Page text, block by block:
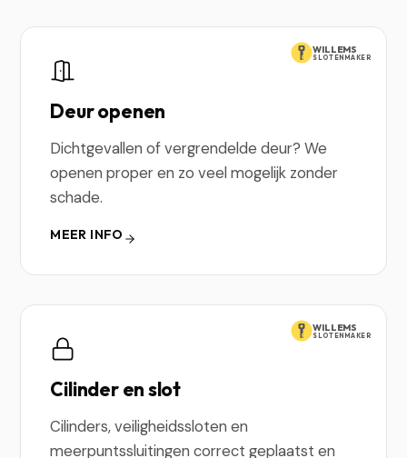
WILLEMS
SLOTENMAKER
Deur openen
Dichtgevallen of vergrendelde deur? We
openen proper en zo veel mogelijk zonder
schade.
MEER INFO
WILLEMS
SLOTENMAKER
Cilinder en slot
Cilinders, veiligheidssloten en
meerpuntssluitingen correct geplaatst en